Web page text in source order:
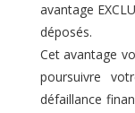
avantage
déposés.
Cet avantage
poursuivre
défaillance